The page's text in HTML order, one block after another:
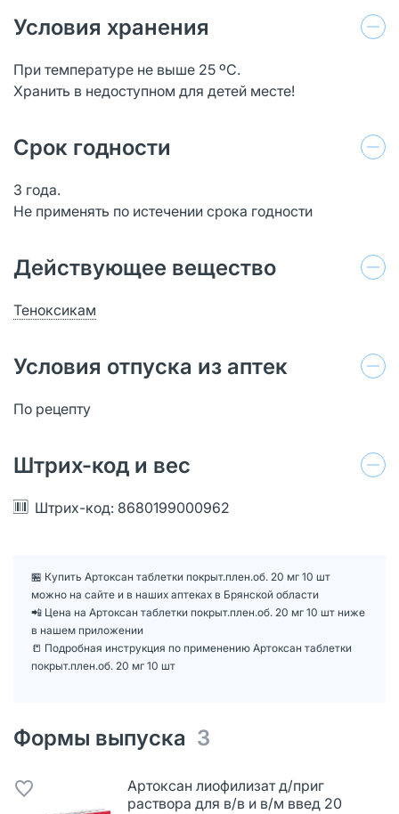
Условия хранения
При температуре не выше 25 ºС.
Хранить в недоступном для детей месте!
Срок годности
3 года.
Не применять по истечении срока годности
Действующее вещество
Теноксикам
Условия отпуска из аптек
По рецепту
Штрих-код и вес
Штрих-код: 8680199000962
🏪 Купить Артоксан таблетки покрыт.плен.об. 20 мг 10 шт
можно на сайте и в наших аптеках в Брянской области
📲 Цена на Артоксан таблетки покрыт.плен.об. 20 мг 10 шт ниже
в нашем приложении
📒 Подробная инструкция по применению Артоксан таблетки
покрыт.плен.об. 20 мг 10 шт
Формы выпуска 3
Артоксан лиофилизат д/приг
раствора для в/в и в/м введ 20